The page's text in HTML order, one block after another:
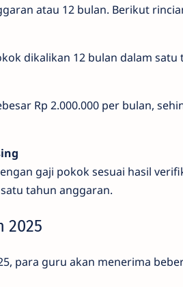
atau 12 bulan. Berikut
dikalikan 12 bulan dalam satu
Rp 2.000.000 per bulan,
gaji pokok sesuai hasil
tahun anggaran.
2025
para guru akan menerima